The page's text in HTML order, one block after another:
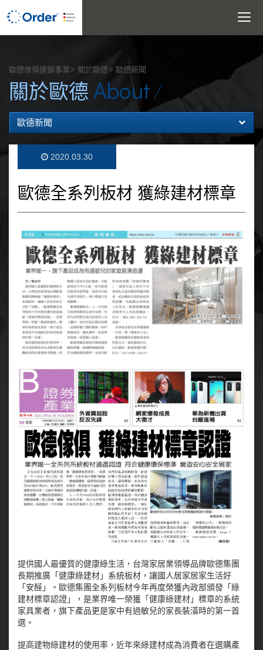
Toggle
歐德傢俱連鎖事業 關於歐德 歐德新聞
關於歐德 About
歐德新聞
2020.03.30
歐德全系列板材 獲綠建材標章
提供國人最優質的健康綠生活，台灣家居業領導品牌歐德集團
長期推廣「健康綠建材」系統板材，讓國人居家居家生活好
「安醛」。歐德集團全系列板材今年再度榮獲內政部頒發「綠
建材標章認證」，是業界唯一榮獲「健康綠建材」標章的系統
家具業者，旗下產品更是家中有過敏兒的家長裝潢時的第一首
選。
提高建物綠建材的使用率，近年來綠建材成為消費者在選購產